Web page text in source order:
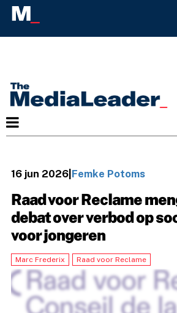
16 jun 2026| Femke Potoms
Raad voor Reclame
debat over verbod op
voor jongeren
Marc Frederix Raad voor Reclame